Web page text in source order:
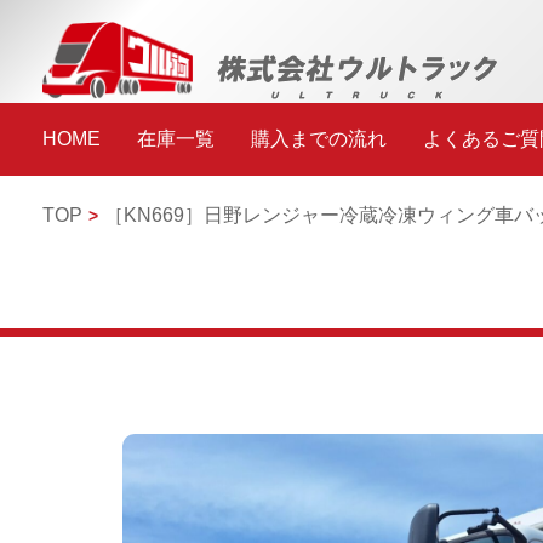
HOME 在庫一覧 購入までの流れ よくあるご
TOP ［KN669］ 日野レンジャー冷蔵冷凍ウィング車バ